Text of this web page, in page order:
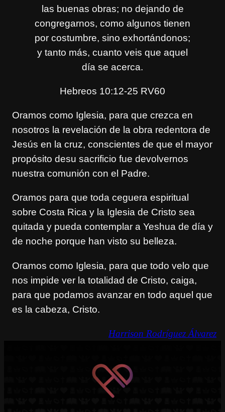
las buenas obras; no dejando de
congregarnos, como algunos tienen
por costumbre, sino exhortándonos;
y tanto más, cuanto veis que aquel
día se acerca.
Hebreos 10:12-25 RV60
Oramos como Iglesia, para que crezca en
nosotros la revelación de la obra redentora de
Jesús en la cruz, conscientes de que el mayor
propósito desu sacrificio fue devolvernos
nuestra comunión con el Padre.
Oramos para que toda ceguera espiritual
sobre Costa Rica y la Iglesia de Cristo sea
quitada y pueda contemplar a Yeshua de día y
de noche porque han visto su belleza.
Oramos como Iglesia, para que todo velo que
nos impide ver la totalidad de Cristo, caiga,
para que podamos avanzar en todo aquel que
es la cabeza, Cristo.
Harrison Rodríguez Álvarez